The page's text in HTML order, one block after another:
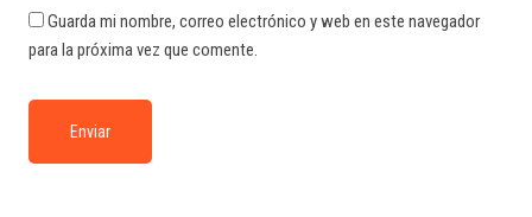
Guarda mi nombre, correo electrónico y web en este navegador
para la próxima vez que comente.